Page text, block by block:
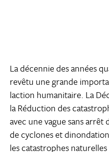
La décennie des années
revêtu une grande
laction humanitaire. La
la Réduction des
avec une vague sans
de cyclones et
les catastrophes